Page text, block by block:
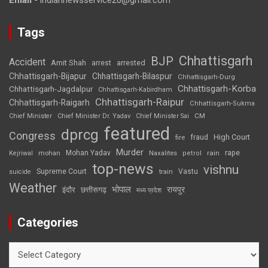
Tags
Accident Amit Shah arrest arrested BJP Chhattisgarh
Chhattisgarh-Bijapur Chhattisgarh-Bilaspur Chhattisgarh-Durg
Chhattisgarh-Jagdalpur Chhattisgarh-Kabirdham Chhattisgarh-Korba
Chhattisgarh-Raigarh Chhattisgarh-Raipur
Chhattisgarh-Sukma
Chief Minister
Chief Minister Dr. Yadav Chief Minister Sai CM
Congress dprcg featured fire fraud High Court
Kejriwal mohan Mohan Yadav Murder Naxalites petrol rain rape
suicide Supreme Court top-news train Vastu vishnu
Weather इंदौर छत्तीसगढ़ भोपाल मध्य प्रदेश रायपुर
Categories